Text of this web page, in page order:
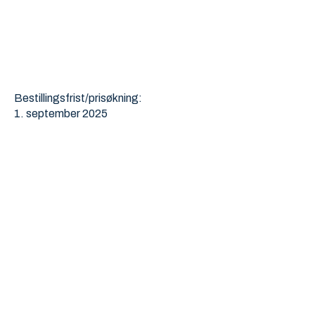
Bestillingsfrist/prisøkning:
1. september 2025